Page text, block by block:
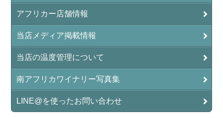
アフリカー店舗情報
当店メディア掲載情報
当店の温度管理について
南アフリカワイナリー写真集
LINE@を使ったお問い合わせ